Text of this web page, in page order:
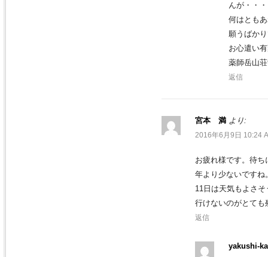
んが・・・
何はとも
願うばか
お心遣い
薬師岳山
返信
宮本 満 より:
2016年6月9日 10:24
お疲れ様です。待
年より少ないですね
11日は天気もよさ
行けないのがとても
返信
yakushi-